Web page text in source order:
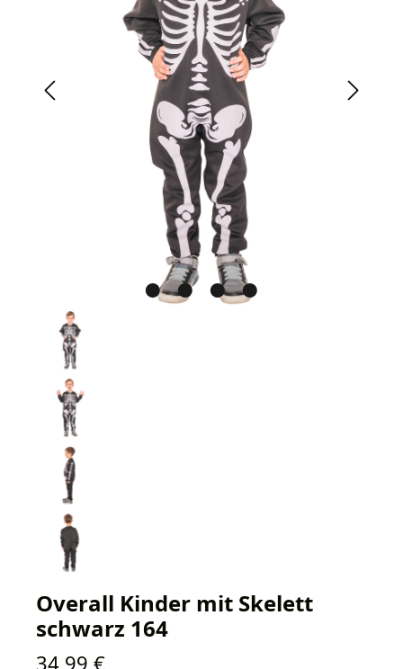
Overall Kinder mit Skelett
schwarz 164
Regulärer Preis:
34,99 €